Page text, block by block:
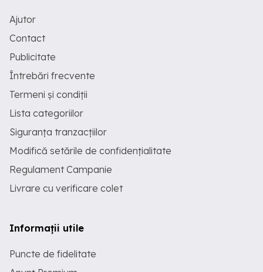
Ajutor
Contact
Publicitate
Întrebări frecvente
Termeni și condiții
Lista categoriilor
Siguranța tranzacțiilor
Modifică setările de confidențialitate
Regulament Campanie
Livrare cu verificare colet
Informații utile
Puncte de fidelitate